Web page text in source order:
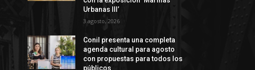
Urbanas III’
3 agosto, 2026
Conil presenta una completa
agenda cultural para agosto
con propuestas para todos los
públicos